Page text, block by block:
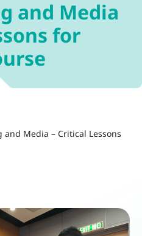
and Media
for
Media – Critical Lessons